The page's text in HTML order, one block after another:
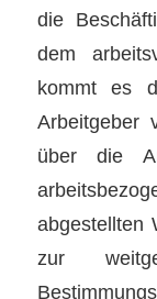
die
dem
kommt es
Arbeitgeber
über die
abgestellten
zur